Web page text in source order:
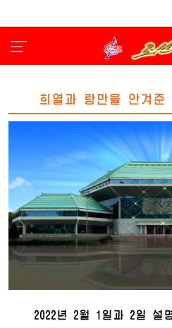
희열과 랑만을 안겨준
2022년 2월 1일과 2일 설